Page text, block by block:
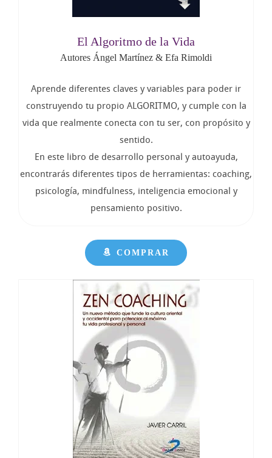
El Algoritmo de la Vida
Autores Ángel Martínez & Efa Rimoldi
Aprende diferentes claves y variables para poder ir
construyendo tu propio ALGORITMO, y cumple con la
vida que realmente conecta con tu ser, con propósito y
sentido.
En este libro de desarrollo personal y autoayuda,
encontrarás diferentes tipos de herramientas: coaching,
psicología, mindfulness, inteligencia emocional y
pensamiento positivo.
COMPRAR